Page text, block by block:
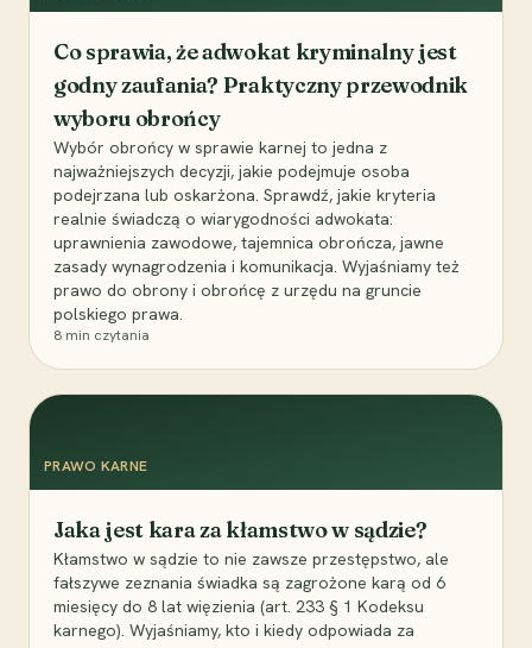
Co sprawia, że adwokat kryminalny jest
godny zaufania? Praktyczny przewodnik
wyboru obrońcy
Wybór obrońcy w sprawie karnej to jedna z
najważniejszych decyzji, jakie podejmuje osoba
podejrzana lub oskarżona. Sprawdź, jakie kryteria
realnie świadczą o wiarygodności adwokata:
uprawnienia zawodowe, tajemnica obrończa, jawne
zasady wynagrodzenia i komunikacja. Wyjaśniamy też
prawo do obrony i obrońcę z urzędu na gruncie
polskiego prawa.
8 min czytania
PRAWO KARNE
Jaka jest kara za kłamstwo w sądzie?
Kłamstwo w sądzie to nie zawsze przestępstwo, ale
fałszywe zeznania świadka są zagrożone karą od 6
miesięcy do 8 lat więzienia (art. 233 § 1 Kodeksu
karnego). Wyjaśniamy, kto i kiedy odpowiada za